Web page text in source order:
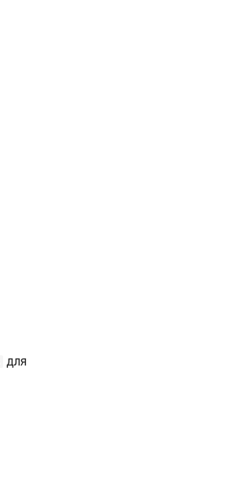
для